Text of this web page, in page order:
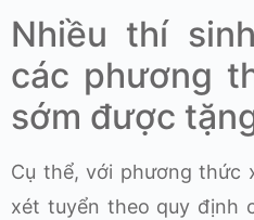
Nhiều thí
các phương
sớm được
Cụ thể, với phương thức
xét tuyển theo quy định